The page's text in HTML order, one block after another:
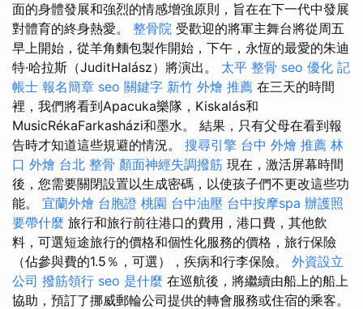
面的身體發展和強烈的情感增強原則，旨在在下一代中發展
對體育的終身熱愛。 整骨院 受歡迎的將軍主舞台將從周五
早上開始，從羊角麵包製作開始，下午，永恆的最愛的朱迪
特·哈拉斯（JuditHalász）將演出。 太平 整骨 seo 優化 記
帳士 報名簡章 seo 關鍵字 新竹 外燴 推薦 在三天的時間
裡，我們將看到Apacuka樂隊，Kiskalás和
MusicRékaFarkasházi和墨水。 結果，只有父母在看到報
告時才知道這些規避的情況。 搜尋引擎 台中 外燴 推薦 林
口 外燴 台北 整骨 顏面神經失調撥筋 現在，激活屏幕時間
後，您需要關閉設置以生成密碼，以使孩子們不更改這些功
能。 宜蘭外燴 台胞證 桃園 台中油壓 台中按摩spa 辦護照
要帶什麼 旅行和旅行前往港口的費用，港口費，其他飲
料，可選短途旅行的價格和個性化服務的價格，旅行保險
（佔參與費的1.5％，可選），疾病和行李保險。 外資設立
公司 撥筋領行 seo 是什麼 在巡航後，將繼續由船上的船上
協助，預訂了挪威郵輪公司提供的轉會服務或住宿的乘客。